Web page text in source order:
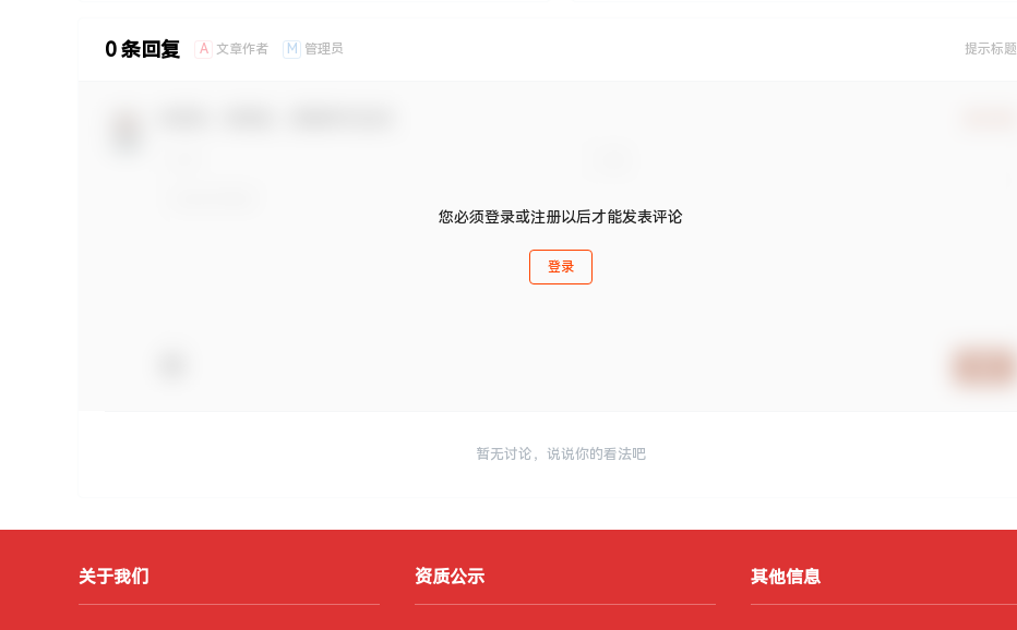
0 条回复 A 文章作者 M 管理员 提示标题
您必须登录或注册以后才能发表评论
登录
暂无讨论，说说你的看法吧
关于我们 资质公示 其他信息